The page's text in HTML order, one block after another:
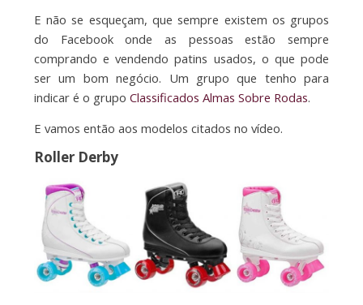
E não se esqueçam, que sempre existem os grupos
do Facebook onde as pessoas estão sempre
comprando e vendendo patins usados, o que pode
ser um bom negócio. Um grupo que tenho para
indicar é o grupo Classificados Almas Sobre Rodas.
E vamos então aos modelos citados no vídeo.
Roller Derby